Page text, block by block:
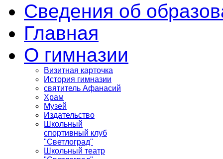
Сведения об
Главная
О гимназии
Визитная карточка
История гимназии
святитель Афанасий
Храм
Музей
Издательство
Школьный
спортивный клуб
"Светлоград"
Школьный театр